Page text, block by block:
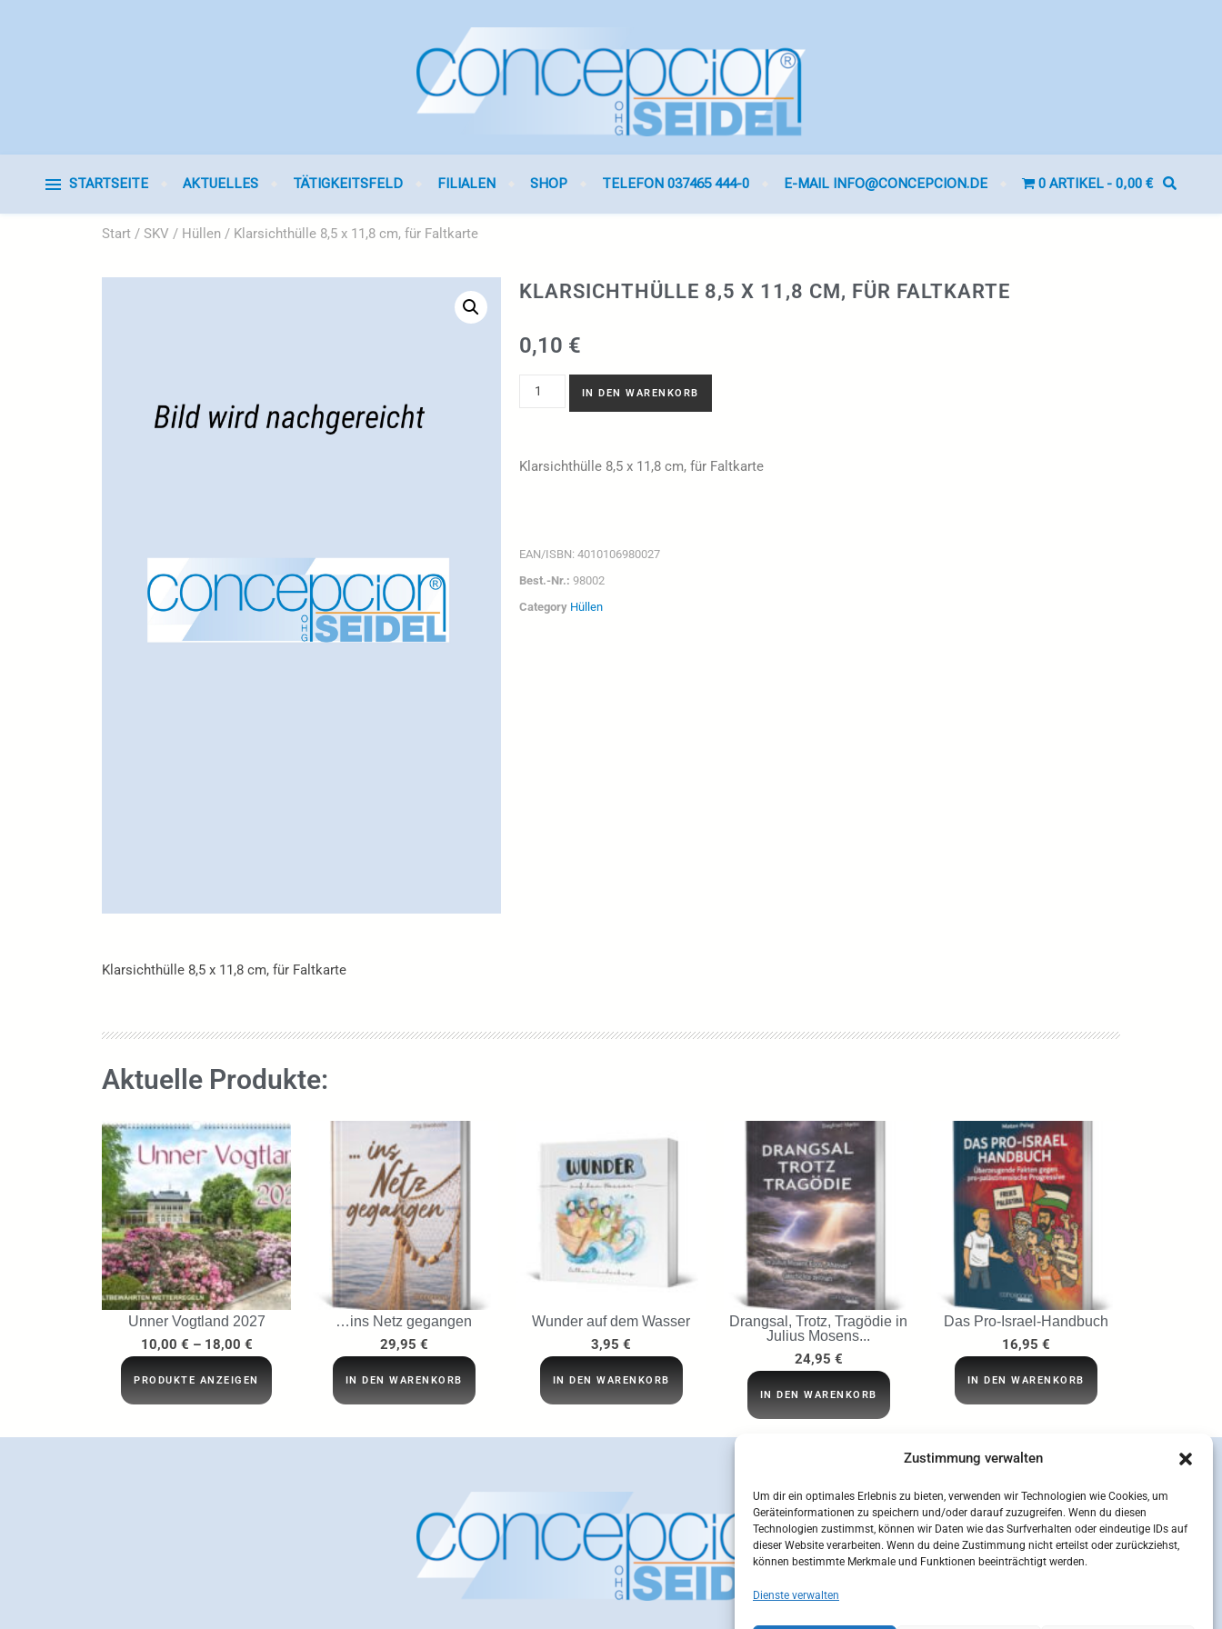
Zustimmung verwalten
Um dir ein optimales Erlebnis zu bieten, verwenden wir Technologien wie Cookies, um
Geräteinformationen zu speichern und/oder darauf zuzugreifen. Wenn du diesen
Technologien zustimmst, können wir Daten wie das Surfverhalten oder eindeutige IDs auf
dieser Website verarbeiten. Wenn du deine Zustimmung nicht erteilst oder zurückziehst,
können bestimmte Merkmale und Funktionen beeinträchtigt werden.
Dienste verwalten
STARTSEITE AKTUELLES TÄTIGKEITSFELD FILIALEN SHOP TELEFON 037465 444-0 E-MAIL INFO@CONCEPCION.DE 0 ARTIKEL 0,00 €
Start / SKV / Hüllen / Klarsichthülle 8,5 x 11,8 cm, für Faltkarte
KLARSICHTHÜLLE 8,5 X 11,8 CM, FÜR FALTKARTE
0,10 €
IN DEN WARENKORB
Klarsichthülle 8,5 x 11,8 cm, für Faltkarte
EAN/ISBN: 4010106980027
Best.-Nr.: 98002
Category Hüllen
Klarsichthülle 8,5 x 11,8 cm, für Faltkarte
Aktuelle Produkte:
Unner Vogtland 2027
10,00 € – 18,00 €
PRODUKTE ANZEIGEN
…ins Netz gegangen
29,95 €
IN DEN WARENKORB
Wunder auf dem Wasser
3,95 €
IN DEN WARENKORB
Drangsal, Trotz, Tragödie in
Julius Mosens...
24,95 €
IN DEN WARENKORB
Das Pro-Israel-Handbuch
16,95 €
IN DEN WARENKORB